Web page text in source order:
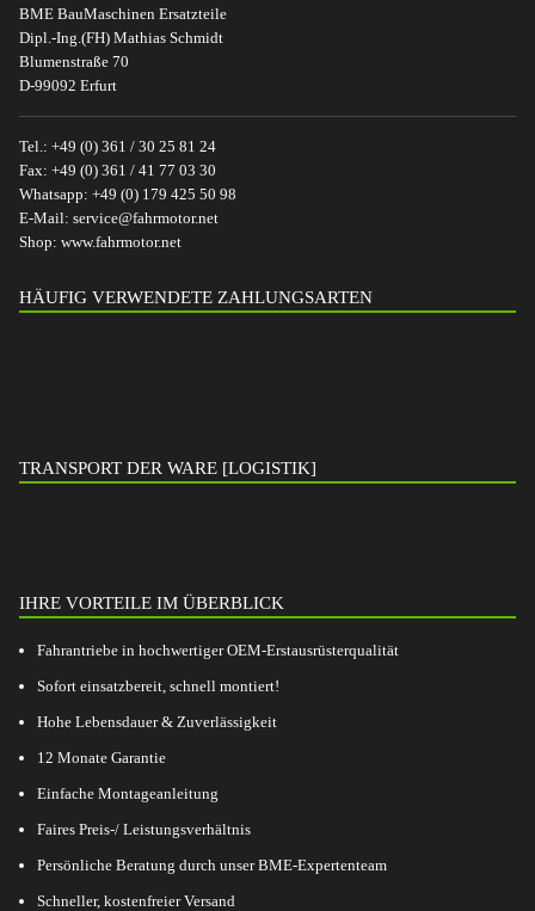
BME BauMaschinen Ersatzteile
Dipl.-Ing.(FH) Mathias Schmidt
Blumenstraße 70
D-99092 Erfurt
Tel.: +49 (0) 361 / 30 25 81 24
Fax: +49 (0) 361 / 41 77 03 30
Whatsapp: +49 (0) 179 425 50 98
E-Mail: service@fahrmotor.net
Shop: www.fahrmotor.net
HÄUFIG VERWENDETE ZAHLUNGSARTEN
TRANSPORT DER WARE [LOGISTIK]
IHRE VORTEILE IM ÜBERBLICK
Fahrantriebe in hochwertiger OEM-Erstausrüsterqualität
Sofort einsatzbereit, schnell montiert!
Hohe Lebensdauer & Zuverlässigkeit
12 Monate Garantie
Einfache Montageanleitung
Faires Preis-/ Leistungsverhältnis
Persönliche Beratung durch unser BME-Expertenteam
Schneller, kostenfreier Versand